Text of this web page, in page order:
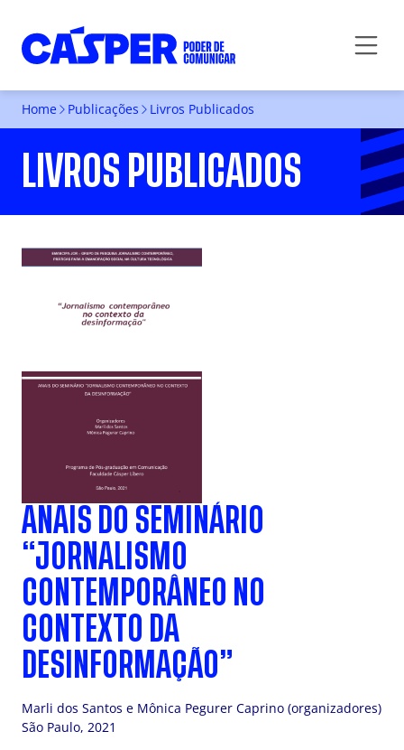
Home Publicações Livros Publicados
LIVROS PUBLICADOS
ANAIS DO SEMINÁRIO
“JORNALISMO
CONTEMPORÂNEO NO
CONTEXTO DA
DESINFORMAÇÃO”
Marli dos Santos e Mônica Pegurer Caprino (organizadores)
São Paulo, 2021